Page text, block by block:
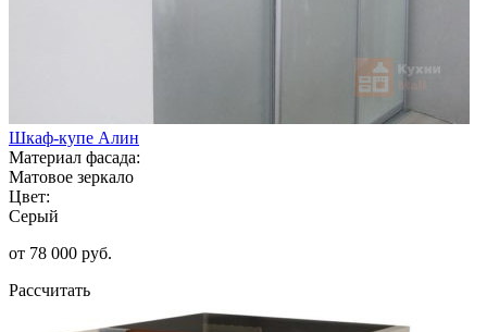
Шкаф-купе Алин
Материал фасада:
Матовое зеркало
Цвет:
Серый
от 78 000 руб.
Рассчитать